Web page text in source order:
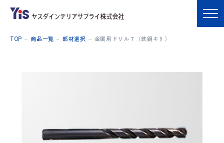
TOP 商品一覧 部材選択 金属用ドリルＴ（鉄鋼キリ）